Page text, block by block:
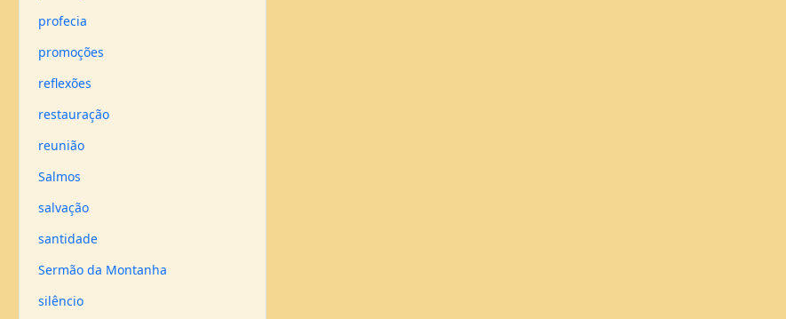
profecia
promoções
reflexões
restauração
reunião
Salmos
salvação
santidade
Sermão da Montanha
silêncio